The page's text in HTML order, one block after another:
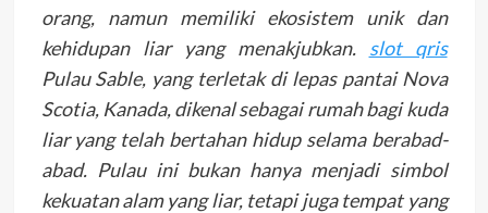
orang, namun memiliki ekosistem unik dan
kehidupan liar yang menakjubkan. slot qris
Pulau Sable, yang terletak di lepas pantai Nova
Scotia, Kanada, dikenal sebagai rumah bagi kuda
liar yang telah bertahan hidup selama berabad-
abad. Pulau ini bukan hanya menjadi simbol
kekuatan alam yang liar, tetapi juga tempat yang